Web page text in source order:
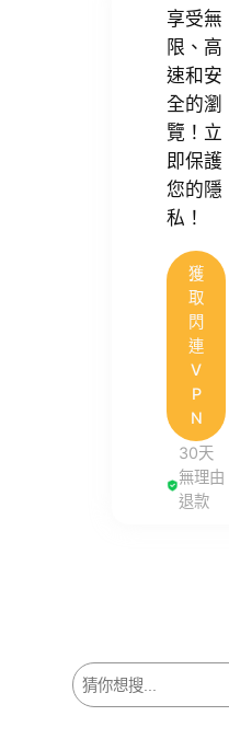
享受無
限、高
速和安
全的瀏
覽！立
即保護
您的隱
私！
獲
取
閃
連
V
P
N
30天
無理由
退款
搜
尋